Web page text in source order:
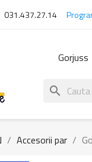
031.437.27.14
Gorjuss
search
Accesorii par